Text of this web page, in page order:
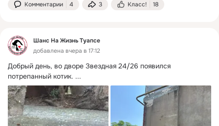
Комментарии 4 3 Класс! 18
Шанс На Жизнь Туапсе
добавлена вчера в 17:12
Добрый день, во дворе Звездная 24/26 появился
потрепанный котик. ...